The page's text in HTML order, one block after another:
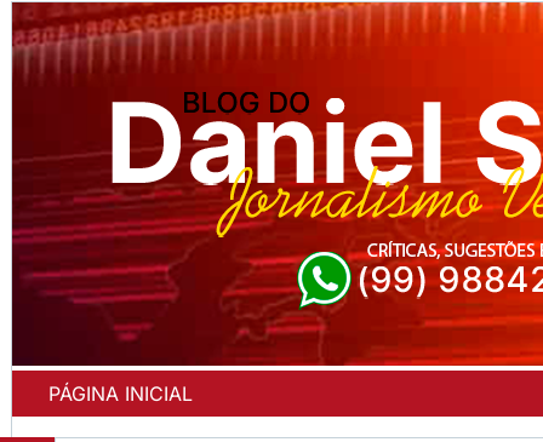
PÁGINA INICIAL